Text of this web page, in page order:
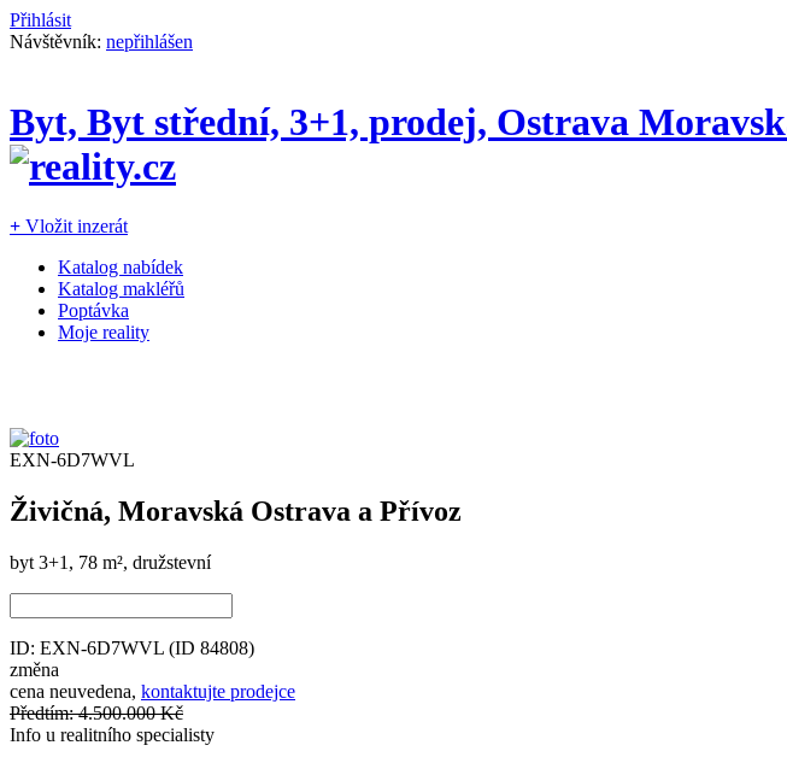
Přihlásit
Návštěvník: nepřihlášen
Byt, Byt střední, 3+1, prodej, Ostrava
+ Vložit inzerát
Katalog nabídek
Katalog makléřů
Poptávka
Moje reality
EXN-6D7WVL
Živičná, Moravská Ostrava a Přívoz
byt 3+1, 78 m², družstevní
ID: EXN-6D7WVL (ID 84808)
změna
cena neuvedena, kontaktujte prodejce
Předtím: 4.500.000 Kč
Info u realitního specialisty